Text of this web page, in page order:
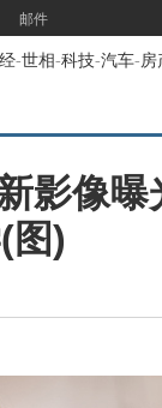
邮件
-世相-科技-汽车-房
影像
图)